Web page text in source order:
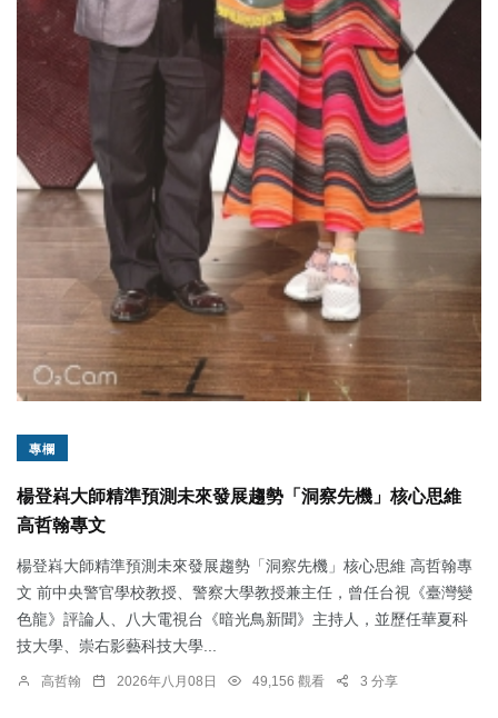
專欄
楊登嵙大師精準預測未來發展趨勢「洞察先機」核心思維
高哲翰專文
楊登嵙大師精準預測未來發展趨勢「洞察先機」核心思維 高哲翰專
文 前中央警官學校教授、警察大學教授兼主任，曾任台視《臺灣變
色龍》評論人、八大電視台《暗光鳥新聞》主持人，並歷任華夏科
技大學、崇右影藝科技大學...
高哲翰 2026年八月08日 49,156 觀看 3 分享